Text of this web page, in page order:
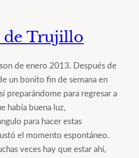
de Trujillo
de enero 2013. Después de
un bonito fin de semana en
preparándome para regresar a
había buena luz,
para hacer estas
el momento espontáneo.
veces hay que estar ahí,